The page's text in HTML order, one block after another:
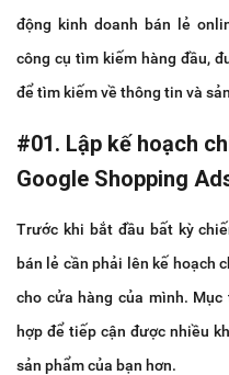
động kinh doanh bán lẻ
công cụ tìm kiếm hàng đầu,
để tìm kiếm về thông tin và
#01. Lập kế hoạch
Google Shopping
Trước khi bắt đầu bất kỳ
bán lẻ cần phải lên kế hoạch
cho cửa hàng của mình.
hợp để tiếp cận được nhiều
sản phẩm của bạn hơn.